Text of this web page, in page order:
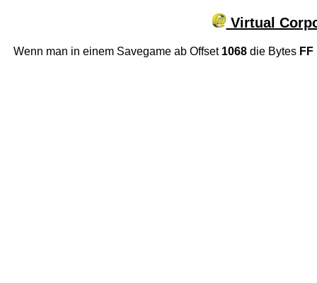
Virtual
Wenn man in einem Savegame ab Offset 1068die Bytes FF